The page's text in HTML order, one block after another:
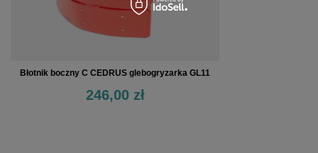
Błotnik boczny C CEDRUS glebogryzarka GL11
246,00 zł